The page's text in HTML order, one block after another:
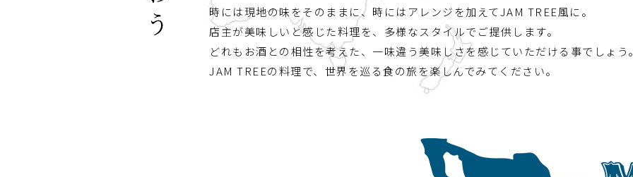
時には現地の味をそのままに、時にはアレンジを加えてJAM TREE風に。
店主が美味しいと感じた料理を、多様なスタイルでご提供します。
どれもお酒との相性を考えた、一味違う美味しさを感じていただける事でしょう
JAM TREEの料理で、世界を巡る食の旅を楽しんでみてください。